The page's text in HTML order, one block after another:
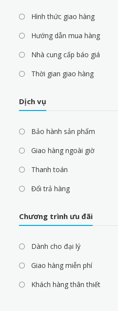
Hình thức giao hàng
Hướng dẫn mua hàng
Nhà cung cấp báo giá
Thời gian giao hàng
Dịch vụ
Bảo hành sản phẩm
Giao hàng ngoài giờ
Thanh toán
Đổi trả hàng
Chương trình ưu đãi
Dành cho đại lý
Giao hàng miễn phí
Khách hàng thân thiết